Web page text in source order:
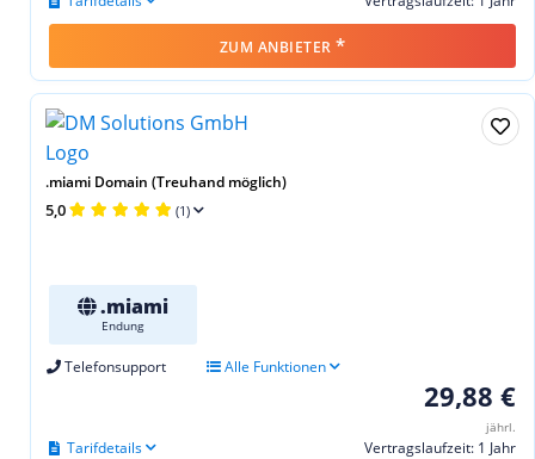
ZUM ANBIETER *
.miami Domain (Treuhand möglich)
5,0 (1)
.miami
Endung
Telefonsupport Alle Funktionen
29,88 €
jährl.
Vertragslaufzeit: 1 Jahr
Tarifdetails